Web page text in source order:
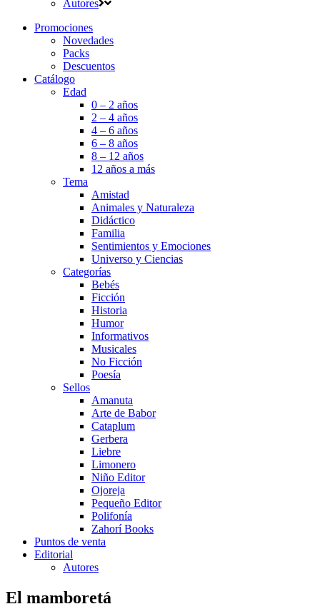
Autores
Promociones
Novedades
Packs
Descuentos
Catálogo
Edad
0 – 2 años
2 – 4 años
4 – 6 años
6 – 8 años
8 – 12 años
12 años a más
Tema
Amistad
Animales y Naturaleza
Didáctico
Familia
Sentimientos y Emociones
Universo y Ciencias
Categorías
Bebés
Ficción
Historia
Humor
Informativos
Musicales
No Ficción
Poesía
Sellos
Amanuta
Arte de Babor
Cataplum
Gerbera
Liebre
Limonero
Niño Editor
Ojoreja
Pequeño Editor
Polifonía
Zahorí Books
Puntos de venta
Editorial
Autores
El mamboretá